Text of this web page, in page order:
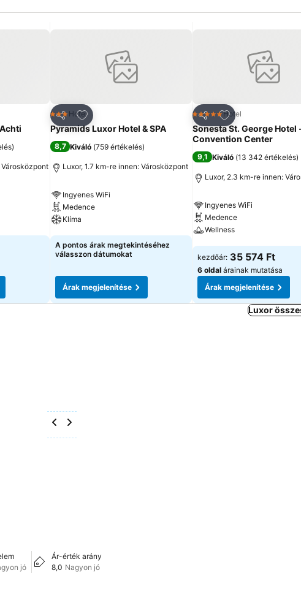
)
Megosztás
Hozzáadás a kedvencekhez
3 Kategória
Hotel
Pyramids Luxor Hotel & SPA
8,7 Kiváló (759 értékelés)
Luxor, 1.7 km-re innen: Városközpont
Ingyenes WiFi
Medence
Klíma
Árak megjelenítése
A pontos árak megtekintéséhez
válasszon dátumokat
Árak megjelenítése
Megosztás
Hozzáadás a
5 KategóriaHotel
Sonesta St. George Hotel
Convention Center
9,1 Kiváló (13 342 értékelés)
Luxor, 2.3 km-re innen:
Ingyenes WiFi
Medence
Wellness
Árak megjelenítése
kezdőár: 35 574 Ft
6 oldal árainak mutatása
Árak megjelenítése
Luxor
jó
Ár-érték arány
8,0 Nagyon jó